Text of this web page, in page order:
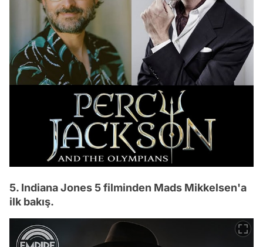
5. Indiana Jones 5 filminden Mads Mikkelsen'a
ilk bakış.